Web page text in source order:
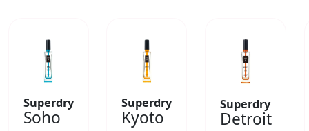
Superdry
Soho
Superdry
Kyoto
Superdry
Detroit